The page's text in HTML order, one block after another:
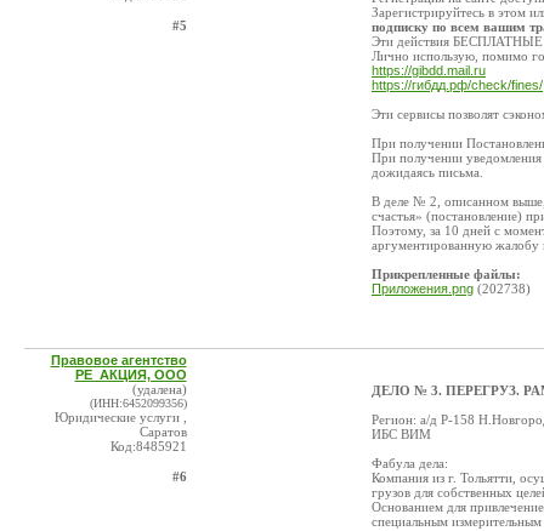
#5
Зарегистрируйтесь в этом
подписку по всем вашим
Эти действия БЕСПЛАТНЫЕ!
Лично использую, помимо
https://gibdd.mail.ru
https://гибдд.рф/check/fines/
Эти сервисы позволят
При получении
При получении уведомления
дожидаясь письма.
В деле № 2, описанном
счастья» (постановление)
Поэтому, за 10 дней с
аргументированную жалобу
Прикрепленные файлы:
Приложения.png (202738)
Правовое агентство
РЕ_АКЦИЯ, ООО
(удалена)
(ИНН:6452099356)
Юридические услуги ,
Саратов
Код:8485921
#6
ДЕЛО № 3. ПЕРЕГРУЗ.
Регион: а/д Р-158
ИБС ВИМ
Фабула дела:
Компания из г. Тольятти,
грузов для собственных
Основанием для
специальным